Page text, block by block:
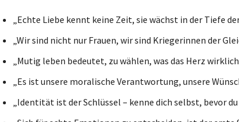
„Echte Liebe kennt keine Zeit, sie wächst in der Tiefe
„Wir sind nicht nur Frauen, wir sind Kriegerinnen der
„Mutig leben bedeutet, zu wählen, was das Herz
„Es ist unsere moralische Verantwortung, unsere
„Identität ist der Schlüssel – kenne dich selbst, bevor